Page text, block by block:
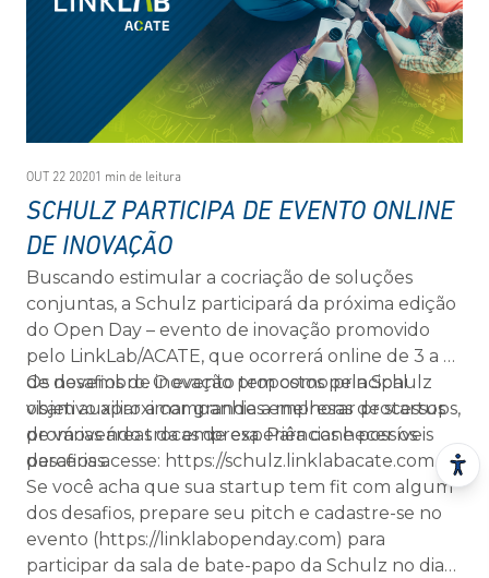
OUT 22 2020 1 min de leitura
SCHULZ PARTICIPA DE EVENTO ONLINE
DE INOVAÇÃO
Buscando estimular a cocriação de soluções
conjuntas, a Schulz participará da próxima edição
do Open Day – evento de inovação promovido
pelo LinkLab/ACATE, que ocorrerá online de 3 a 5
de novembro. O evento tem como principal
objetivo aproximar grandes empresas de startups,
promovendo trocas de experiências e possíveis
parcerias.
Os desafios de inovação propostos pela Schulz
visam auxiliar a companhia a melhorar processos
de várias áreas da empresa. Para conhecer os
desafios acesse: https://schulz.linklabacate.com.br/
Se você acha que sua startup tem fit com algum
dos desafios, prepare seu pitch e cadastre-se no
evento (https://linklabopenday.com) para
participar da sala de bate-papo da Schulz no dia